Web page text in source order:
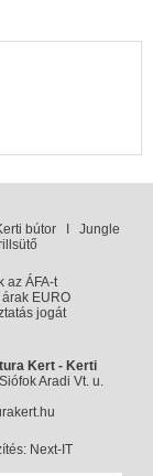
bútorI Jungle
az ÁFA-t
EURO
jogát
Kert - Kerti
Aradi Vt. u.
: Next-IT